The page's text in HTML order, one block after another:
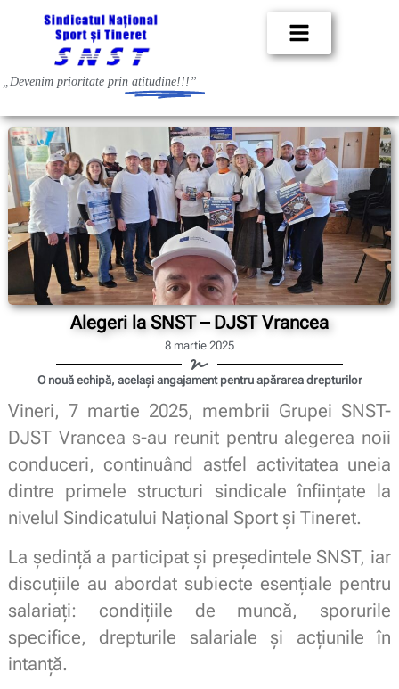
„Devenim prioritate prin atitudine!!!”
Alegeri la SNST – DJST Vrancea
8 martie 2025
O nouă echipă, același angajament pentru apărarea drepturilor
Vineri, 7 martie 2025, membrii Grupei SNST-
DJST Vrancea s-au reunit pentru alegerea noii
conduceri, continuând astfel activitatea uneia
dintre primele structuri sindicale înființate la
nivelul Sindicatului Național Sport și Tineret.
La ședință a participat și președintele SNST, iar
discuțiile au abordat subiecte esențiale pentru
salariați: condițiile de muncă, sporurile
specifice, drepturile salariale și acțiunile în
intanță.